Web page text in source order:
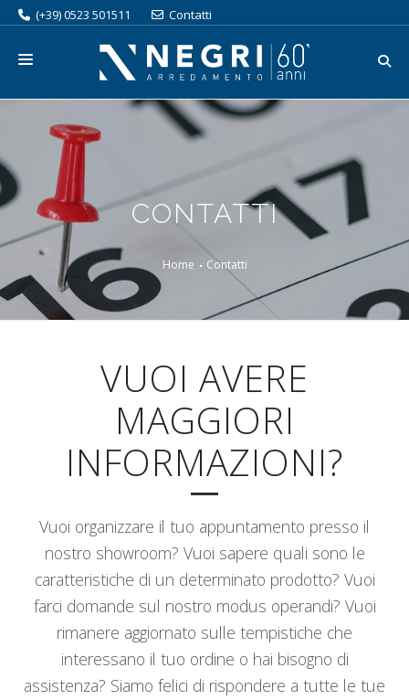
(+39) 0523 501511 Contatti
ORGANIZZA LA TUA VISITA
SERVIZI
CATALOGO
BRAND
PROMOZIONI
OUTLET
LAVORA CON NOI
ISCRIVITI ALLA NEWSLETTER
CONTATTI
Home Contatti
VUOI AVERE
MAGGIORI
INFORMAZIONI?
Vuoi organizzare il tuo appuntamento presso il
nostro showroom? Vuoi sapere quali sono le
caratteristiche di un determinato prodotto? Vuoi
farci domande sul nostro modus operandi? Vuoi
rimanere aggiornato sulle tempistiche che
interessano il tuo ordine o hai bisogno di
assistenza? Siamo felici di rispondere a tutte le tue